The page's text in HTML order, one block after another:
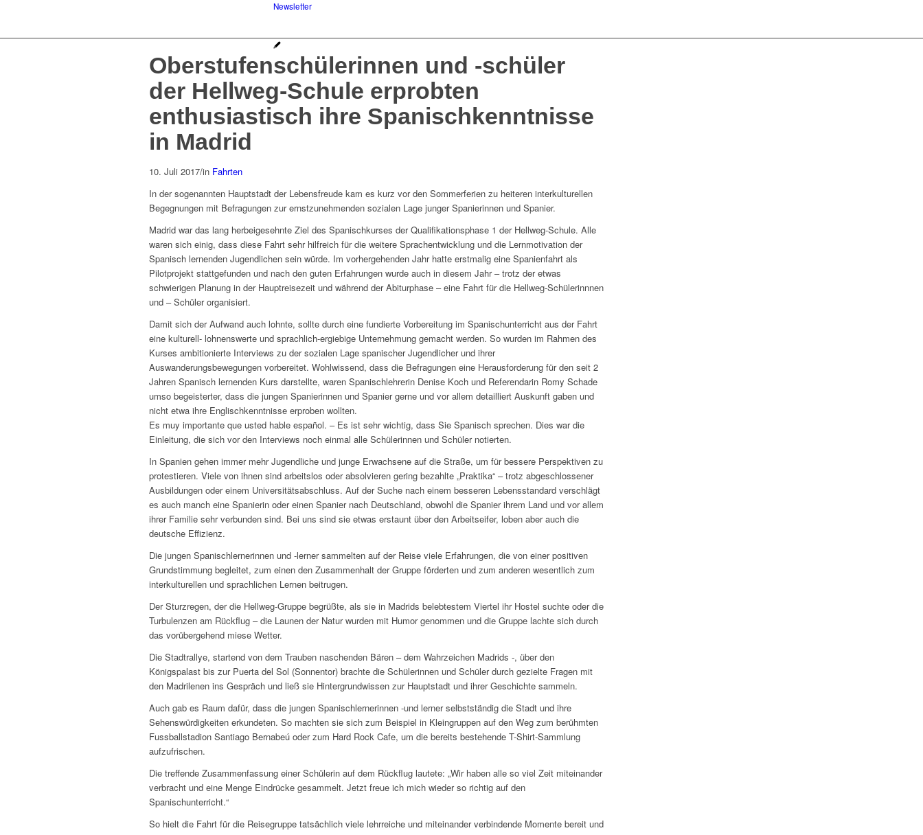
Newsletter
Oberstufenschülerinnen und -schüler
der Hellweg-Schule erprobten
enthusiastisch ihre Spanischkenntnisse
in Madrid
10. Juli 2017/in Fahrten
In der sogenannten Hauptstadt der Lebensfreude kam es kurz vor den Sommerferien zu heiteren interkulturellen
Begegnungen mit Befragungen zur ernstzunehmenden sozialen Lage junger Spanierinnen und Spanier.
Madrid war das lang herbeigesehnte Ziel des Spanischkurses der Qualifikationsphase 1 der Hellweg-Schule. Alle
waren sich einig, dass diese Fahrt sehr hilfreich für die weitere Sprachentwicklung und die Lernmotivation der
Spanisch lernenden Jugendlichen sein würde. Im vorhergehenden Jahr hatte erstmalig eine Spanienfahrt als
Pilotprojekt stattgefunden und nach den guten Erfahrungen wurde auch in diesem Jahr – trotz der etwas
schwierigen Planung in der Hauptreisezeit und während der Abiturphase – eine Fahrt für die Hellweg-Schülerinnnen
und – Schüler organisiert.
Damit sich der Aufwand auch lohnte, sollte durch eine fundierte Vorbereitung im Spanischunterricht aus der Fahrt
eine kulturell- lohnenswerte und sprachlich-ergiebige Unternehmung gemacht werden. So wurden im Rahmen des
Kurses ambitionierte Interviews zu der sozialen Lage spanischer Jugendlicher und ihrer
Auswanderungsbewegungen vorbereitet. Wohlwissend, dass die Befragungen eine Herausforderung für den seit 2
Jahren Spanisch lernenden Kurs darstellte, waren Spanischlehrerin Denise Koch und Referendarin Romy Schade
umso begeisterter, dass die jungen Spanierinnen und Spanier gerne und vor allem detailliert Auskunft gaben und
nicht etwa ihre Englischkenntnisse erproben wollten.
Es muy importante que usted hable español. – Es ist sehr wichtig, dass Sie Spanisch sprechen. Dies war die
Einleitung, die sich vor den Interviews noch einmal alle Schülerinnen und Schüler notierten.
In Spanien gehen immer mehr Jugendliche und junge Erwachsene auf die Straße, um für bessere Perspektiven zu
protestieren. Viele von ihnen sind arbeitslos oder absolvieren gering bezahlte „Praktika“ – trotz abgeschlossener
Ausbildungen oder einem Universitätsabschluss. Auf der Suche nach einem besseren Lebensstandard verschlägt
es auch manch eine Spanierin oder einen Spanier nach Deutschland, obwohl die Spanier ihrem Land und vor allem
ihrer Familie sehr verbunden sind. Bei uns sind sie etwas erstaunt über den Arbeitseifer, loben aber auch die
deutsche Effizienz.
Die jungen Spanischlernerinnen und -lerner sammelten auf der Reise viele Erfahrungen, die von einer positiven
Grundstimmung begleitet, zum einen den Zusammenhalt der Gruppe förderten und zum anderen wesentlich zum
interkulturellen und sprachlichen Lernen beitrugen.
Der Sturzregen, der die Hellweg-Gruppe begrüßte, als sie in Madrids belebtestem Viertel ihr Hostel suchte oder die
Turbulenzen am Rückflug – die Launen der Natur wurden mit Humor genommen und die Gruppe lachte sich durch
das vorübergehend miese Wetter.
Die Stadtrallye, startend von dem Trauben naschenden Bären – dem Wahrzeichen Madrids -, über den
Königspalast bis zur Puerta del Sol (Sonnentor) brachte die Schülerinnen und Schüler durch gezielte Fragen mit
den Madrilenen ins Gespräch und ließ sie Hintergrundwissen zur Hauptstadt und ihrer Geschichte sammeln.
Auch gab es Raum dafür, dass die jungen Spanischlernerinnen -und lerner selbstständig die Stadt und ihre
Sehenswürdigkeiten erkundeten. So machten sie sich zum Beispiel in Kleingruppen auf den Weg zum berühmten
Fussballstadion Santiago Bernabeú oder zum Hard Rock Cafe, um die bereits bestehende T-Shirt-Sammlung
aufzufrischen.
Die treffende Zusammenfassung einer Schülerin auf dem Rückflug lautete: „Wir haben alle so viel Zeit miteinander
verbracht und eine Menge Eindrücke gesammelt. Jetzt freue ich mich wieder so richtig auf den
Spanischunterricht.“
So hielt die Fahrt für die Reisegruppe tatsächlich viele lehrreiche und miteinander verbindende Momente bereit und